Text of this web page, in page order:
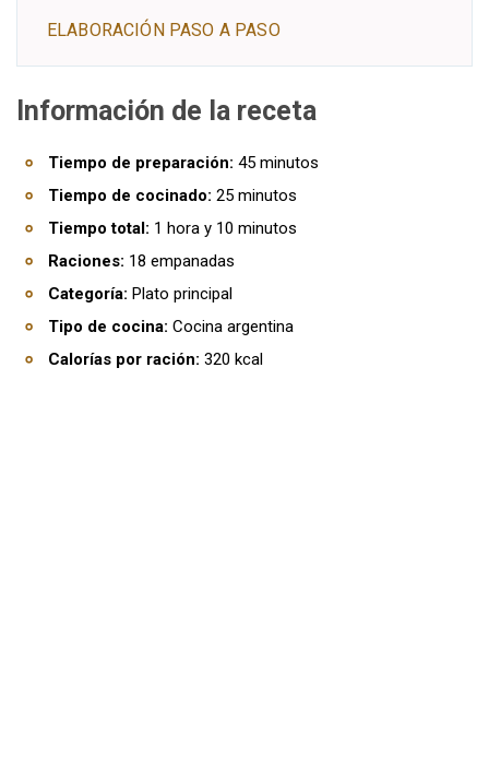
ELABORACIÓN PASO A PASO
Información de la receta
Tiempo de preparación: 45 minutos
Tiempo de cocinado: 25 minutos
Tiempo total: 1 hora y 10 minutos
Raciones: 18 empanadas
Categoría: Plato principal
Tipo de cocina: Cocina argentina
Calorías por ración: 320 kcal